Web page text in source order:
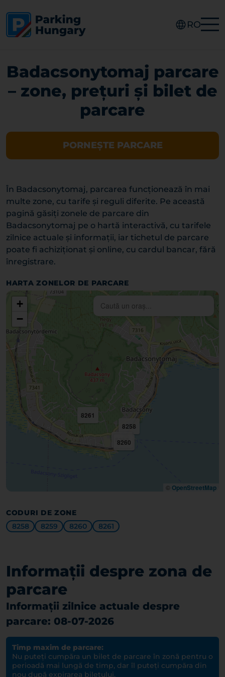
RO
Badacsonytomaj parcare
– zone, prețuri și bilet de
parcare
PORNEȘTE PARCARE
În Badacsonytomaj, parcarea funcționează în mai
multe zone, cu tarife și reguli diferite. Pe această
pagină găsiți zonele de parcare din
Badacsonytomaj pe o hartă interactivă, cu tarifele
zilnice actuale și informații, iar tichetul de parcare
poate fi achiziționat și online, cu cardul bancar, fără
înregistrare.
HARTA ZONELOR DE PARCARE
8258
8259
8260
8261
+
−
© OpenStreetMap
CODURI DE ZONE
8258
8259 8260 8261
Informații despre zona de
parcare
Informații zilnice actuale despre
parcare: 08-07-2026
Timp maxim de parcare:
Nu puteți cumpăra un bilet de parcare în zonă pentru o
perioadă mai lungă de timp, dar îl puteți cumpăra din
nou după expirarea biletului.